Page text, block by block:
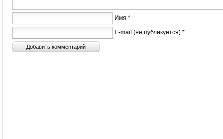
Имя *
E-mail (не публикуется) *